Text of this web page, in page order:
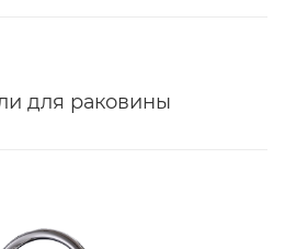
для раковины